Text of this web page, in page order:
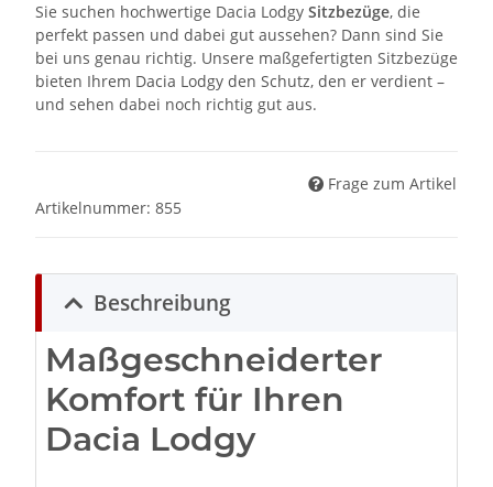
Sie suchen hochwertige Dacia Lodgy Sitzbezüge, die
perfekt passen und dabei gut aussehen? Dann sind Sie
bei uns genau richtig. Unsere maßgefertigten Sitzbezüge
bieten Ihrem Dacia Lodgy den Schutz, den er verdient –
und sehen dabei noch richtig gut aus.
Frage zum Artikel
Artikelnummer: 855
Beschreibung
Maßgeschneiderter
Komfort für Ihren
Dacia Lodgy